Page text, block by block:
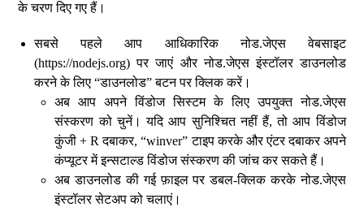
के चरण दिए गए हैं।
सबसे पहले आप आधिकारिक नोड.जेएस वेबसाइट
(https://nodejs.org) पर जाएं और नोड.जेएस इंस्टॉलर डाउनलोड
करने के लिए “डाउनलोड” बटन पर क्लिक करें।
अब आप अपने विंडोज सिस्टम के लिए उपयुक्त नोड.जेएस
संस्करण को चुनें। यदि आप सुनिश्चित नहीं हैं, तो आप विंडोज
कुंजी + R दबाकर, “winver” टाइप करके और एंटर दबाकर अपने
कंप्यूटर में इन्सटाल्ड विंडोज संस्करण की जांच कर सकते हैं।
अब डाउनलोड की गई फ़ाइल पर डबल-क्लिक करके नोड.जेएस
इंस्टॉलर सेटअप को चलाएं।